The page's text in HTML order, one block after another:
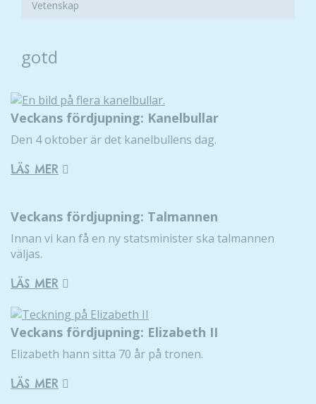
Vetenskap
gotd
Veckans fördjupning: Kanelbullar
Den 4 oktober är det kanelbullens dag.
LÄS MER
Veckans fördjupning: Talmannen
Innan vi kan få en ny statsminister ska talmannen
väljas.
LÄS MER
Veckans fördjupning: Elizabeth II
Elizabeth hann sitta 70 år på tronen.
LÄS MER